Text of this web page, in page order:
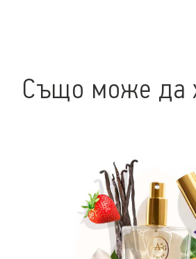
Също може да